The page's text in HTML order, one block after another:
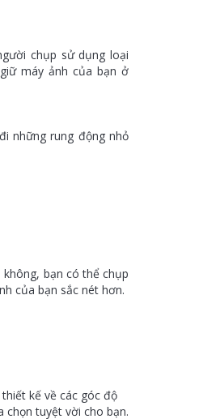
chụp sử dụng loại
máy ảnh của bạn ở
những rung động nhỏ
bạn có thể chụp
của bạn sắc nét hơn.
kế về các góc độ
chọn tuyệt vời cho bạn.